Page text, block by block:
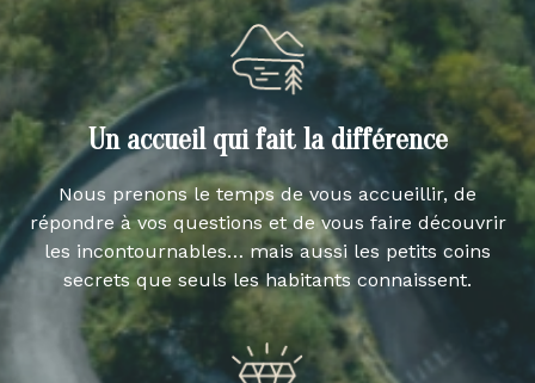
Un accueil qui fait la différence
Nous prenons le temps de vous accueillir, de
répondre à vos questions et de vous faire découvrir
les incontournables… mais aussi les petits coins
secrets que seuls les habitants connaissent.